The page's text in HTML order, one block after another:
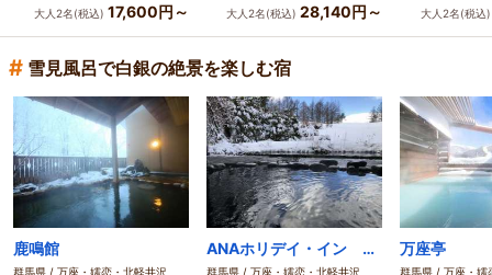
大人2名(税込) 17,600円～ 大人2名(税込) 28,140円～ 大人2名(税込
# 雪見風呂で白銀の絶景を楽しむ宿
鹿鳴館
群馬県 / 万座・嬬恋・北軽井沢
ANAホリデイ・イン リゾート軽井沢 by IHG
群馬県 / 万座・嬬恋・北軽井沢
万座亭
群馬県 / 万座・嬬